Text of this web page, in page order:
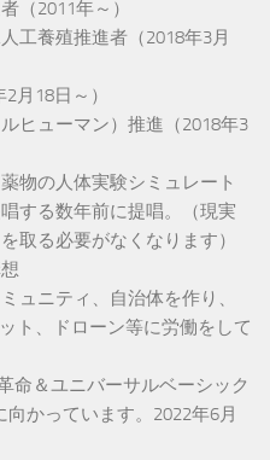
（2011年～）
工養殖推進者（2018年3月
月18日～）
ヒューマン）推進（2018年3
物の人体実験シミュレート
する数年前に提唱。（現実
取る必要がなくなります）
ュニティ、自治体を作り、
ト、ドローン等に労働をして
命＆ユニバーサルベーシック
かっています。2022年6月